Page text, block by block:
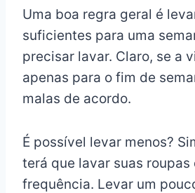
Uma boa regra geral é
suficientes para uma
precisar lavar. Claro, se a
apenas para o fim de
malas de acordo.
É possível levar menos?
terá que lavar suas roupas
frequência. Levar um